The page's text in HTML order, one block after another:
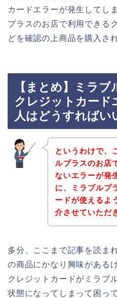
カードエラーが発生してし
プラスのお店で利用できる
どを確認の上商品を購入さ
【まとめ】ミラ
クレジットカード
人はどうすればい
というわけで、
ルプラスのお店
ないエラーが発
に、ミラブルプ
ードが使えるよ
介させていただ
多分、ここまで記事を読ま
の商品にかなり興味がある
クレジットカードがミラブ
状態になってしまって困っ